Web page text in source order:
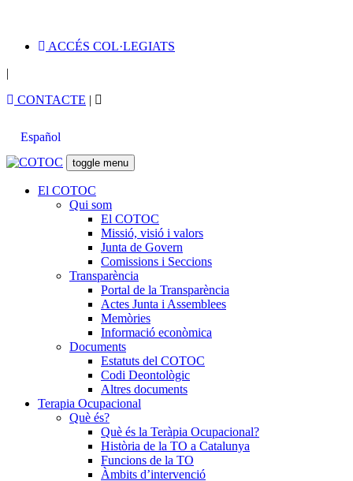
ACCÉS COL·LEGIATS
|
CONTACTE |
Español
toggle menu
El COTOC
Qui som
El COTOC
Missió, visió i valors
Junta de Govern
Comissions i Seccions
Transparència
Portal de la Transparència
Actes Junta i Assemblees
Memòries
Informació econòmica
Documents
Estatuts del COTOC
Codi Deontològic
Altres documents
Terapia Ocupacional
Què és?
Què és la Teràpia Ocupacional?
Història de la TO a Catalunya
Funcions de la TO
Àmbits d’intervenció